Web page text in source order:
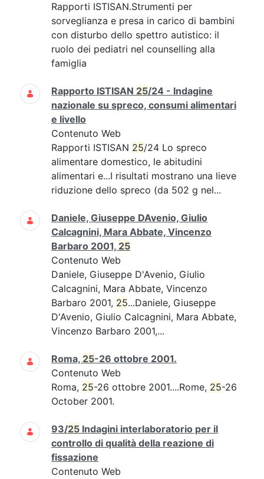
Rapporti ISTISAN.Strumenti per
sorveglianza e presa in carico di bambini
con disturbo dello spettro autistico: il
ruolo dei pediatri nel counselling alla
famiglia
Rapporto ISTISAN 25/24 - Indagine
nazionale su spreco, consumi alimentari
e livello
Contenuto Web
Rapporti ISTISAN 25/24 Lo spreco
alimentare domestico, le abitudini
alimentari e...I risultati mostrano una lieve
riduzione dello spreco (da 502 g nel...
Daniele, Giuseppe DAvenio, Giulio
Calcagnini, Mara Abbate, Vincenzo
Barbaro 2001, 25
Contenuto Web
Daniele, Giuseppe D'Avenio, Giulio
Calcagnini, Mara Abbate, Vincenzo
Barbaro 2001, 25...Daniele, Giuseppe
D'Avenio, Giulio Calcagnini, Mara Abbate,
Vincenzo Barbaro 2001,...
Roma, 25-26 ottobre 2001.
Contenuto Web
Roma, 25-26 ottobre 2001....Rome, 25-26
October 2001.
93/25 Indagini interlaboratorio per il
controllo di qualità della reazione di
fissazione
Contenuto Web